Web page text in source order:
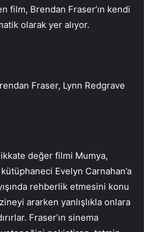
film, Brendan Fraser’ın kendi
olarak yer alıyor.
Fraser, Lynn Redgrave
değer filmi Mumya,
kütüphaneci Evelyn Carnahan’a
rehberlik etmesini konu
ararken yanlışlıkla onlara
Fraser’ın sinema